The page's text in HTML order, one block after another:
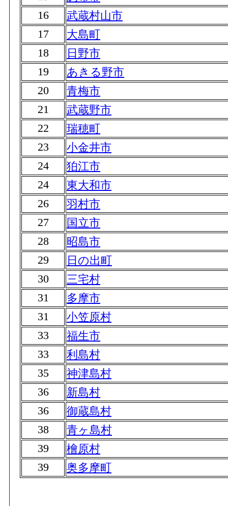
16
武蔵村山市
17
大島町
18
日野市
19
あきる野市
20
青梅市
21
武蔵野市
22
瑞穂町
23
小金井市
24
狛江市
24
東大和市
26
羽村市
27
国立市
28
昭島市
29
日の出町
30
三宅村
31
多摩市
31
小笠原村
33
福生市
33
利島村
35
神津島村
36
新島村
36
御蔵島村
38
青ヶ島村
39
檜原村
39
奥多摩町